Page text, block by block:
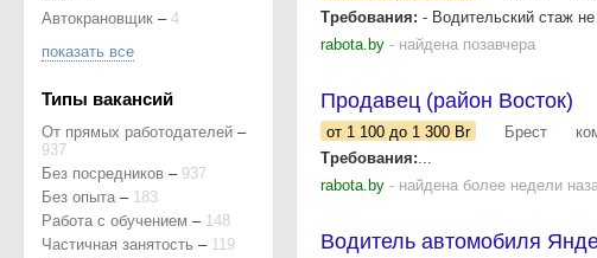
Требования: - Водительский стаж
rabota.by - найдена позавчера
Продавец (район Восток)
от 1 100 до 1 300 Br Брест
Требования:...
rabota.by - найдена более недели
Водитель автомобиля
Автокрановщик – 4
показать все
Типы вакансий
От прямых работодателей –
937
Без посредников – 937
Без опыта – 183
Работа с обучением – 148
Частичная занятость – 119